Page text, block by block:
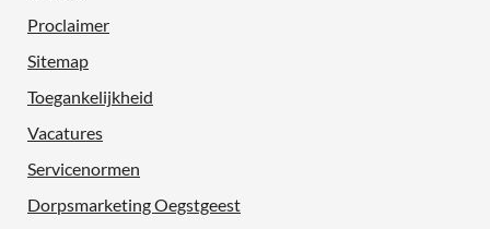
Proclaimer
Sitemap
Toegankelijkheid
Vacatures
Servicenormen
Dorpsmarketing Oegstgeest